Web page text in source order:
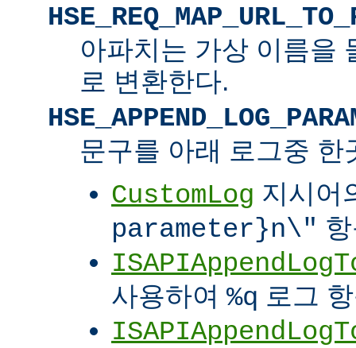
아파치는 가상 이름을
로 변환한다.
문구를 아래 로그중 한
CustomLog 지시어
parameter}n\"
사용하여 %q 로그